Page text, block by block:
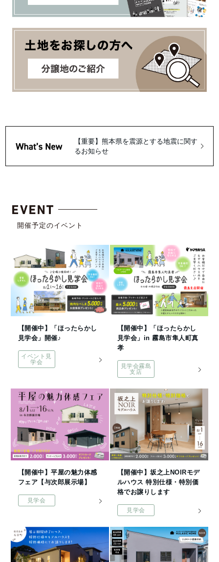
【重要】熊本県を震源とする地震に関す
るお知らせ
開催予定のイベント
【開催中】「ほったらかし
見学会」開催♪
イベント見
学会
【開催中】「ほったらかし
見学会」in 霧島市隼人町真
孝
見学会霧島
支店
【開催中】平屋の魅力体感
フェア【与次郎展示場】
見学会
【開催中】坂之上NOIRモデ
ルハウス 特別仕様・特別価
格でお譲りします
見学会